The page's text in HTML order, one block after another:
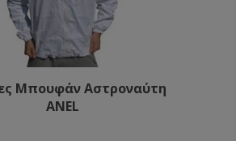
Μπουφάν Αστροναύτη
ANEL